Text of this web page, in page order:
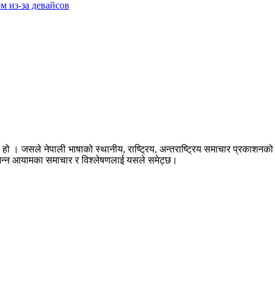
из-за девайсов
। जसले नेपाली भाषाको स्थानीय, राष्ट्रिय, अन्तराष्ट्रिय समाचार
आयामका समाचार र विश्लेषणलाई यसले समेट्छ।